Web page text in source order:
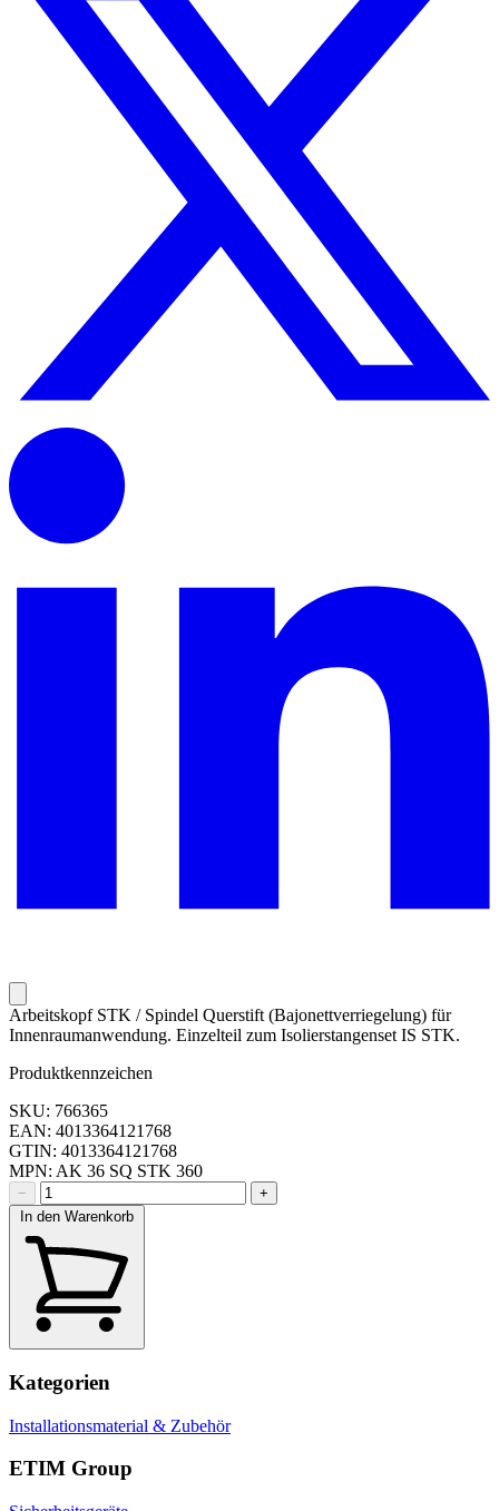
Arbeitskopf STK / Spindel Querstift (Bajonettverriegelung) für
Innenraumanwendung. Einzelteil zum Isolierstangenset IS STK.
Produktkennzeichen
SKU: 766365
EAN: 4013364121768
GTIN: 4013364121768
MPN: AK 36 SQ STK 360
−
+
In den Warenkorb
Kategorien
Installationsmaterial & Zubehör
ETIM Group